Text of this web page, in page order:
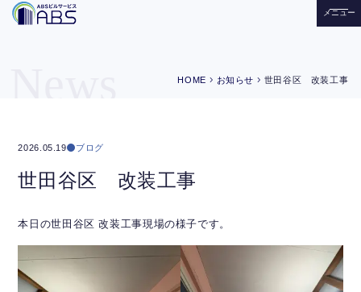
メニュー
HOME chevron_right お知らせ chevron_right世田谷区 改装工事
2026.05.19 ブログ
世田谷区 改装工事
本日の世田谷区 改装工事現場の様子です。